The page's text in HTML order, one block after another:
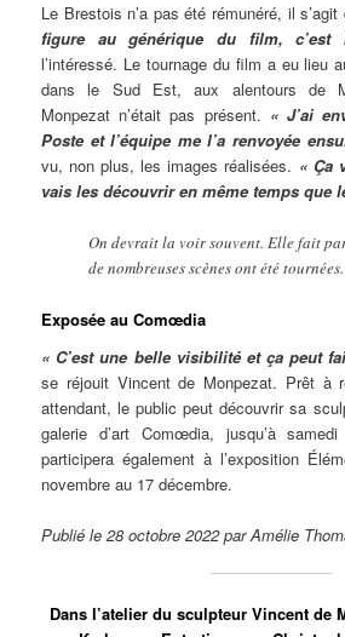
Le Brestois n’a pas été rémunéré, il s’agit
figure au générique du film, c’est
l’intéressé. Le tournage du film a eu lieu
dans le Sud Est, aux alentours de
Monpezat n’était pas présent. « J’ai
Poste et l’équipe me l’a renvoyée
vu, non plus, les images réalisées. « Ça
vais les découvrir en même temps que
On devrait la voir souvent. Elle fait
de nombreuses scènes ont été tournées.
Exposée au Comœdia
« C’est une belle visibilité et ça peut
se réjouit Vincent de Monpezat. Prêt à
attendant, le public peut découvrir sa
galerie d’art Comœdia, jusqu’à
participera également à l’exposition
novembre au 17 décembre.
Publié le 28 octobre 2022 par Amélie
Dans l’atelier du sculpteur Vincent de